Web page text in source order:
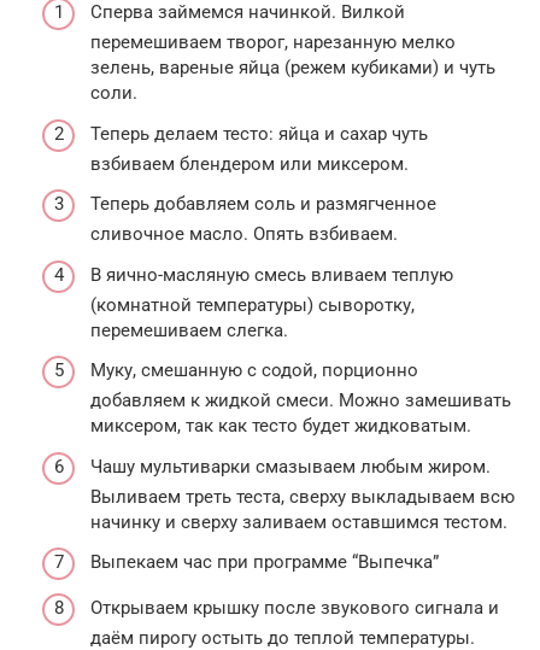
Сперва займемся начинкой. Вилкой
перемешиваем творог, нарезанную мелко
зелень, вареные яйца (режем кубиками) и чуть
соли.
Теперь делаем тесто: яйца и сахар чуть
взбиваем блендером или миксером.
Теперь добавляем соль и размягченное
сливочное масло. Опять взбиваем.
В яично-масляную смесь вливаем теплую
(комнатной температуры) сыворотку,
перемешиваем слегка.
Муку, смешанную с содой, порционно
добавляем к жидкой смеси. Можно замешивать
миксером, так как тесто будет жидковатым.
Чашу мультиварки смазываем любым жиром.
Выливаем треть теста, сверху выкладываем всю
начинку и сверху заливаем оставшимся тестом.
Выпекаем час при программе “Выпечка”
Открываем крышку после звукового сигнала и
даём пирогу остыть до теплой температуры.